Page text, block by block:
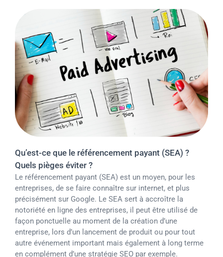
Qu’est-ce que le référencement payant (SEA) ?
Quels pièges éviter ?
Le référencement payant (SEA) est un moyen, pour les
entreprises, de se faire connaître sur internet, et plus
précisément sur Google. Le SEA sert à accroître la
notoriété en ligne des entreprises, il peut être utilisé de
façon ponctuelle au moment de la création d’une
entreprise, lors d’un lancement de produit ou pour tout
autre événement important mais également à long terme
en complément d’une stratégie SEO par exemple.